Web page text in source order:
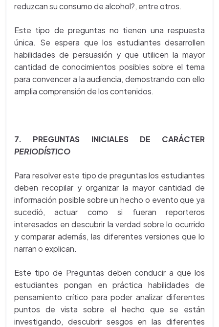
reduzcan su consumo de alcohol?, entre otros.
Este tipo de preguntas no tienen una respuesta
única. Se espera que los estudiantes desarrollen
habilidades de persuasión y que utilicen la mayor
cantidad de conocimientos posibles sobre el tema
para convencer a la audiencia, demostrando con ello
amplia comprensión de los contenidos.
7. PREGUNTAS INICIALES DE CARÁCTER
PERIODÍSTICO
Para resolver este tipo de preguntas los estudiantes
deben recopilar y organizar la mayor cantidad de
información posible sobre un hecho o evento que ya
sucedió, actuar como si fueran reporteros
interesados en descubrir la verdad sobre lo ocurrido
y comparar además, las diferentes versiones que lo
narran o explican.
Este tipo de Preguntas deben conducir a que los
estudiantes pongan en práctica habilidades de
pensamiento crítico para poder analizar diferentes
puntos de vista sobre el hecho que se están
investigando, descubrir sesgos en las diferentes